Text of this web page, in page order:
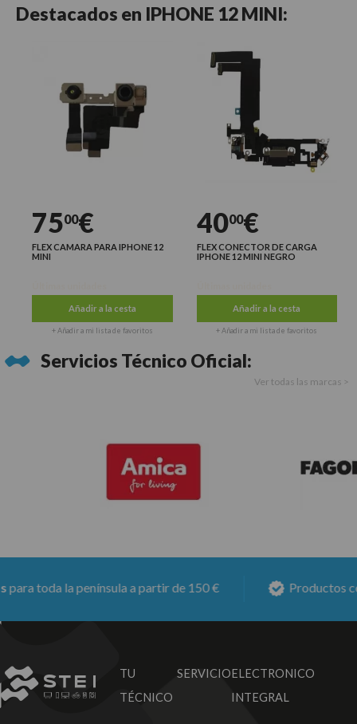
Destacados en IPHONE 12 MINI:
7500€
FLEX CAMARA PARA IPHONE 12
MINI
Añadir a la cesta
+ Añadir a mi lista de favoritos
4000€
FLEX CONECTOR DE CARGA
IPHONE 12 MINI NEGRO
Añadir a la cesta
+ Añadir a mi lista de favoritos
Servicios Técnico Oficial:
Ver todas las marcas >
toda la península a partir de 150 € Productos con
TU SERVICIO
TÉCNICO
ELECTRONICO
INTEGRAL